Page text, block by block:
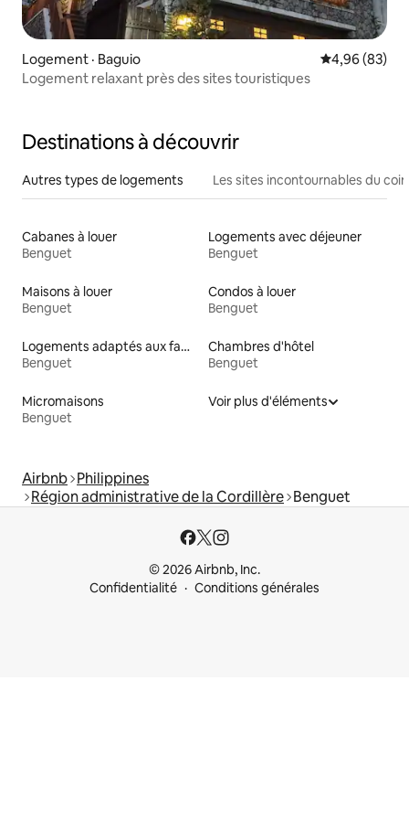
Logement · Baguio Note
4,96 (83)
Logement relaxant près des sites touristiques
Destinations à découvrir
Autres types de logements Les sites incontournables du coin
Cabanes à louer
Benguet
Logements avec déjeuner
Benguet
Maisons à louer
Benguet
Condos à louer
Benguet
Logements adaptés aux familles à louer
Benguet
Chambres d'hôtel
Benguet
Micromaisons
Benguet
Voir plus d'éléments
Airbnb Philippines
Région administrative de la Cordillère Benguet
© 2026 Airbnb, Inc.
Confidentialité
Conditions générales